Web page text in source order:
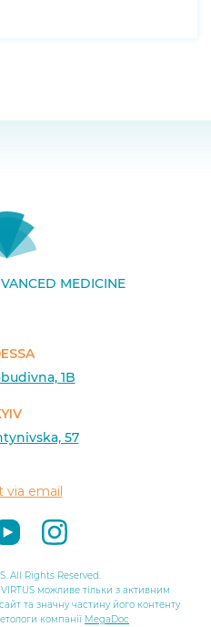
MEDICINE
1B
57
via email
All Rights Reserved.
можливе тільки з активним
та значну частину його контенту
компанії MegaDoc